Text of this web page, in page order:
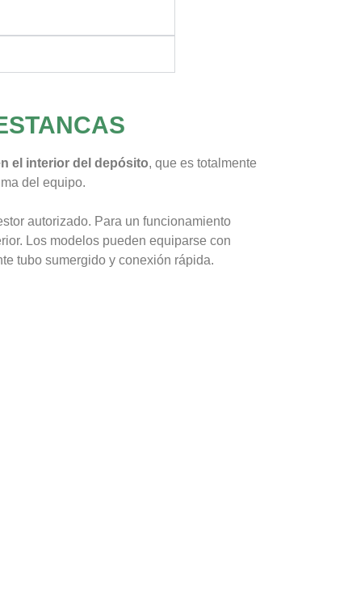
el interior del depósito, que es totalmente
del equipo.
autorizado. Para un funcionamiento
Los modelos pueden equiparse con
tubo sumergido y conexión rápida.